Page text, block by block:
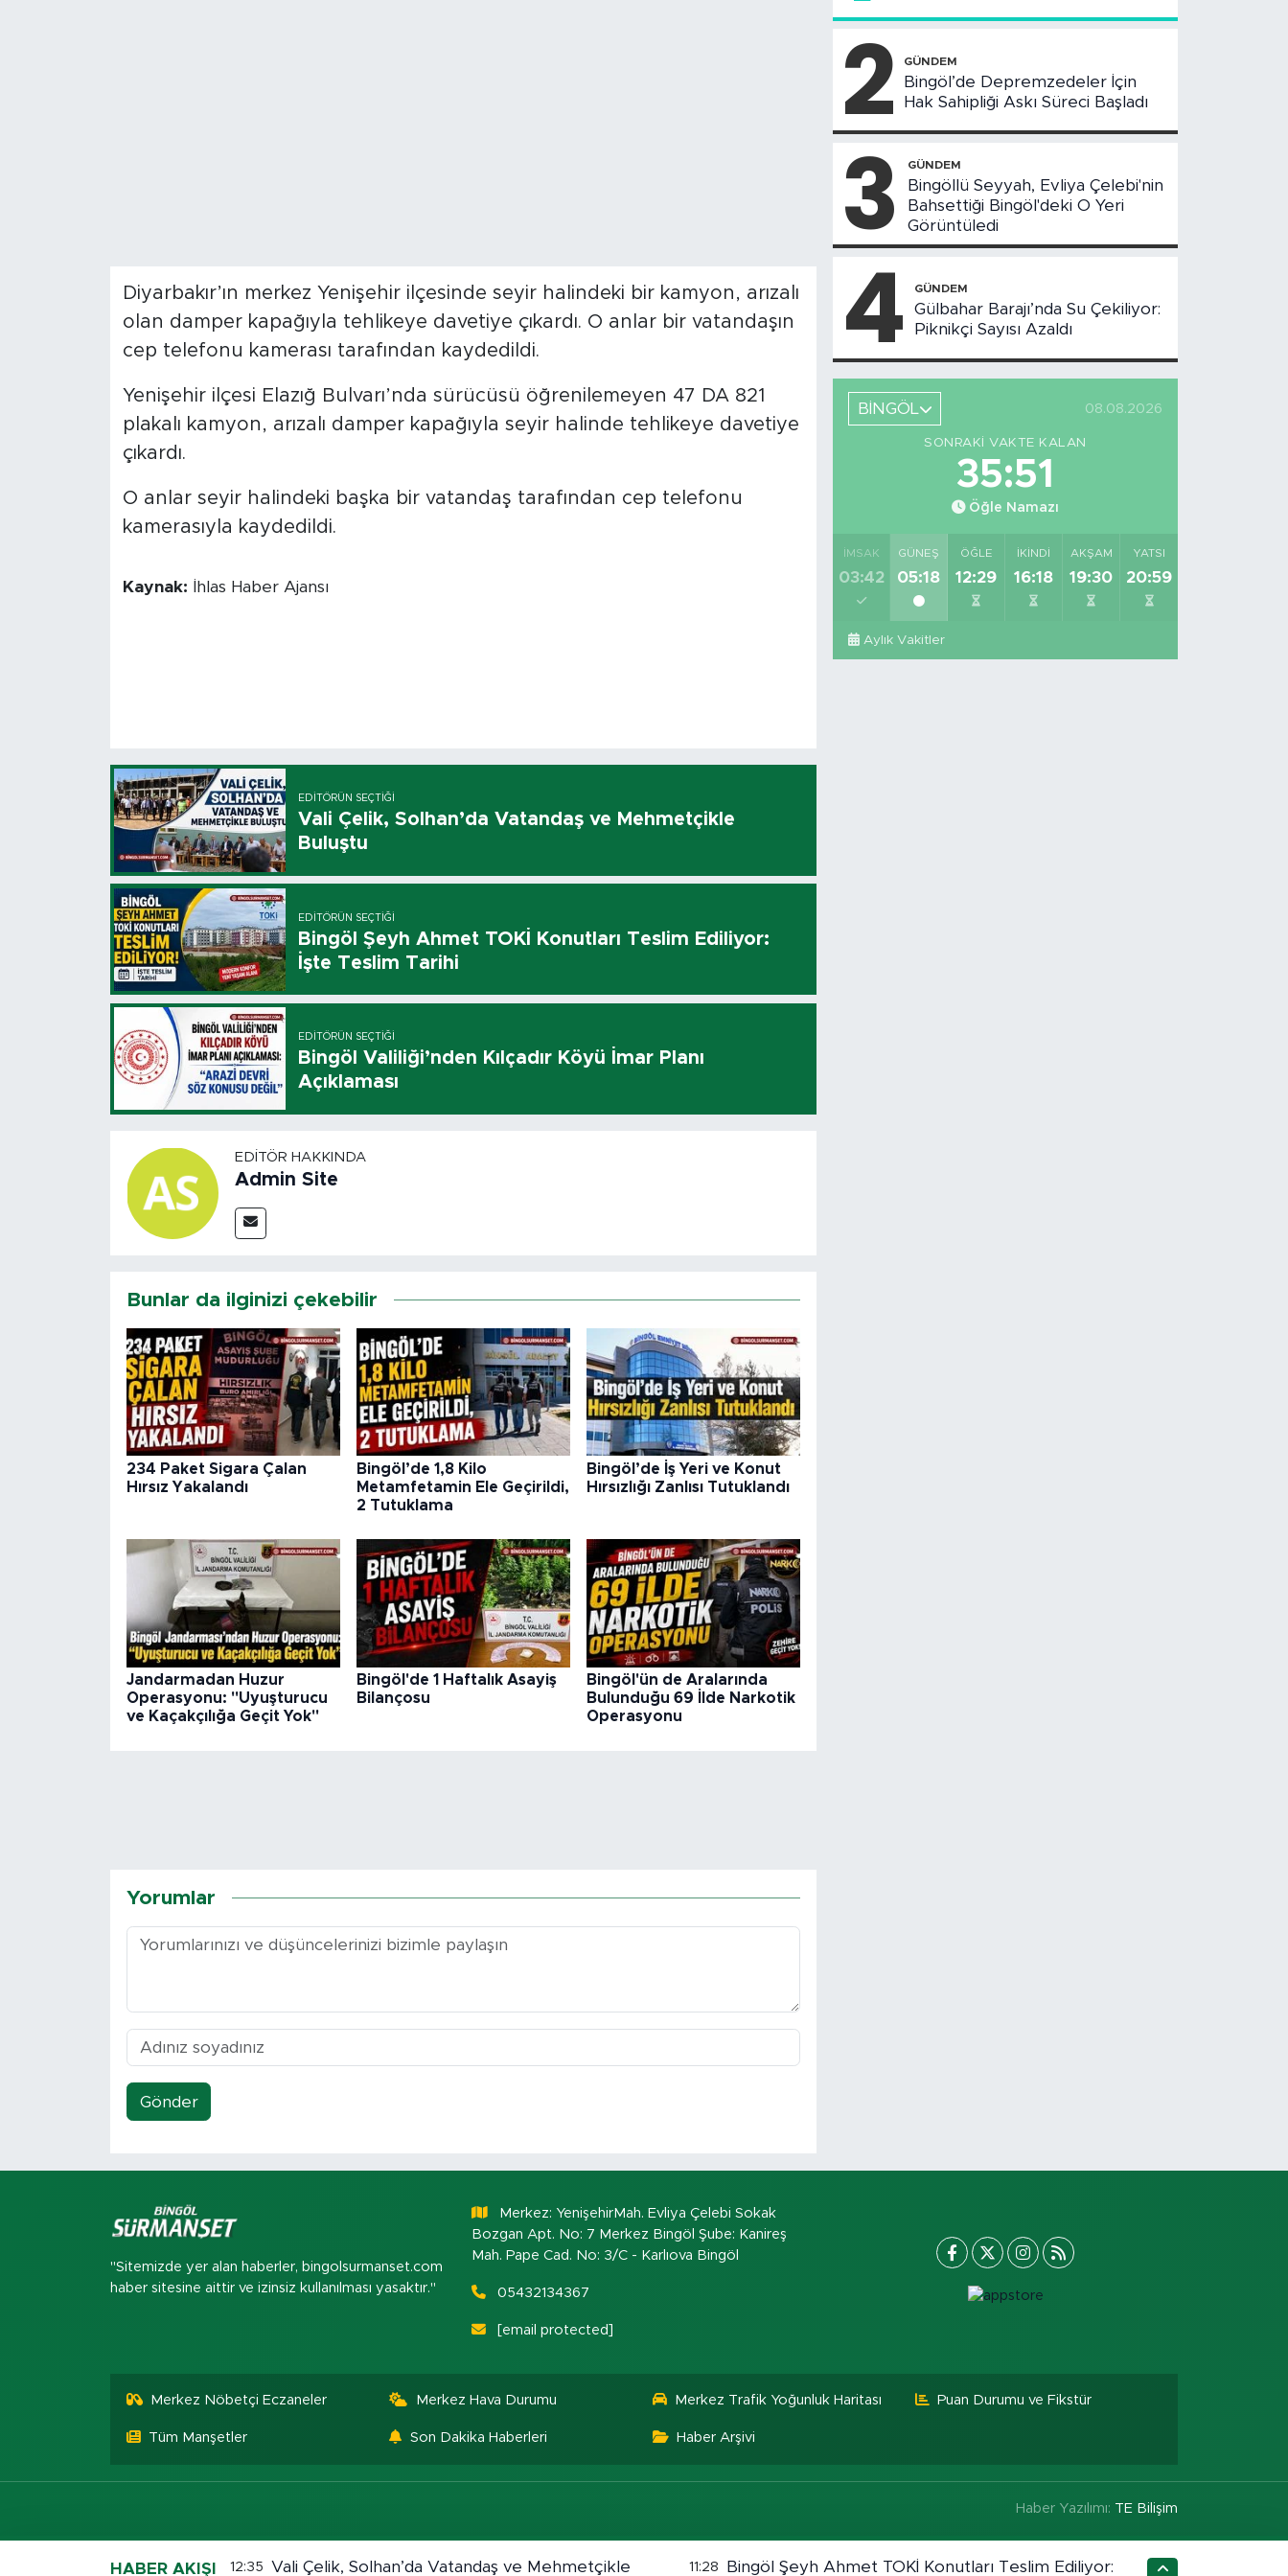
Diyarbakır’ın merkez Yenişehir ilçesinde seyir halindeki bir kamyon, arızalı
olan damper kapağıyla tehlikeye davetiye çıkardı. O anlar bir vatandaşın
cep telefonu kamerası tarafından kaydedildi.
Yenişehir ilçesi Elazığ Bulvarı’nda sürücüsü öğrenilemeyen 47 DA 821
plakalı kamyon, arızalı damper kapağıyla seyir halinde tehlikeye davetiye
çıkardı.
O anlar seyir halindeki başka bir vatandaş tarafından cep telefonu
kamerasıyla kaydedildi.
Kaynak: İhlas Haber Ajansı
EDITÖRÜN SEÇTIĞI
Vali Çelik, Solhan’da Vatandaş ve Mehmetçikle
Buluştu
EDITÖRÜN SEÇTIĞI
Bingöl Şeyh Ahmet TOKİ Konutları Teslim Ediliyor:
İşte Teslim Tarihi
EDITÖRÜN SEÇTIĞI
Bingöl Valiliği’nden Kılçadır Köyü İmar Planı
Açıklaması
EDITÖR HAKKINDA
Admin Site
Bunlar da ilginizi çekebilir
234 Paket Sigara Çalan
Hırsız Yakalandı
Bingöl’de 1,8 Kilo
Metamfetamin Ele Geçirildi,
2 Tutuklama
Bingöl’de İş Yeri ve Konut
Hırsızlığı Zanlısı Tutuklandı
Jandarmadan Huzur
Operasyonu: "Uyuşturucu
ve Kaçakçılığa Geçit Yok"
Bingöl'de 1 Haftalık Asayiş
Bilançosu
Bingöl'ün de Aralarında
Bulunduğu 69 İlde Narkotik
Operasyonu
Yorumlar
Gönder
2 GÜNDEM
Bingöl’de Depremzedeler İçin
Hak Sahipliği Askı Süreci Başladı
3 GÜNDEM
Bingöllü Seyyah, Evliya Çelebi'nin
Bahsettiği Bingöl'deki O Yeri
Görüntüledi
4 GÜNDEM
Gülbahar Barajı’nda Su Çekiliyor:
Piknikçi Sayısı Azaldı
BİNGÖL 08.08.2026
SONRAKI VAKTE KALAN
35:50
Öğle Namazı
İMSAK
03:42
GÜNEŞ
05:18
ÖĞLE
12:29
İKINDI
16:18
AKŞAM
19:30
YATSI
20:59
Aylık Vakitler
"Sitemizde yer alan haberler, bingolsurmanset.com
haber sitesine aittir ve izinsiz kullanılması yasaktır."
Merkez: YenişehirMah. Evliya Çelebi Sokak
Bozgan Apt. No: 7 Merkez Bingöl Şube: Kanireş
Mah. Pape Cad. No: 3/C - Karlıova Bingöl
05432134367
[email protected]
Merkez Nöbetçi Eczaneler Merkez Hava Durumu Merkez Trafik Yoğunluk Haritası Puan Durumu ve Fikstür
Tüm Manşetler Son Dakika Haberleri Haber Arşivi
Haber Yazılımı: TE Bilişim
HABER AKIŞI 12:35 Vali Çelik, Solhan’da Vatandaş ve Mehmetçikle 11:28 Bingöl Şeyh Ahmet TOKİ Konutları Teslim Ediliyor:
Tavz Der